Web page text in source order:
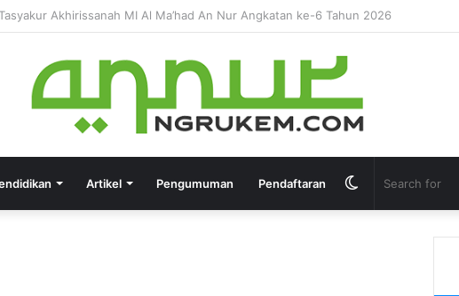
MADRASAH DINIYAH AL-FURQON KE-7
Artikel Pengumuman Pendaftaran